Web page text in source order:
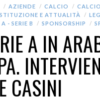
AZIENDE CALCIO CALCIO
E ATTUALITÀ
A - SERIE B SPONSORSHIP
A IN
CASINI